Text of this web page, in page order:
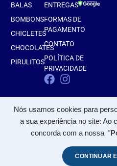
Nós usamos cookies para
a sua experiência no site: Ao
concorda com a nossa
CONTINUAR
ENTREGAS
FORMAS DE
PAGAMENTO
CONTATO
POLÍTICA DE
PRIVACIDADE
BALAS
BOMBONS
CHICLETES
CHOCOLATES
PIRULITOS